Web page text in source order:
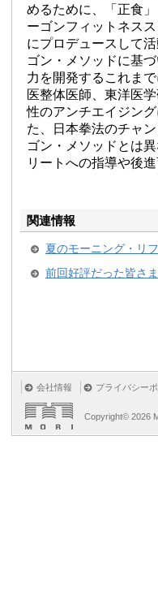
めるために、「正食
ーゴンフィットネス
にプロデュースして
ゴン・メソッドに基
力を開発するこれま
医整体医師、東洋医
性のアンチエイジン
た、日本拳法のチャ
ゴン・メソッドとは
リートへの指導や後
関連情報
夏のモーニング・リ
前回好評だった皆さ
会社情報 プライバシー
Copyright© 2026